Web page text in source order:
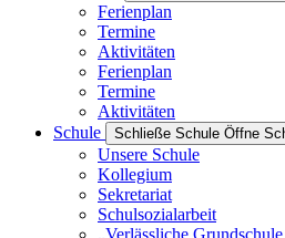
Ferienplan
Termine
Aktivitäten
Ferienplan
Termine
Aktivitäten
Schule
Schließe Schule Öffne
Unsere Schule
Kollegium
Sekretariat
Schulsozialarbeit
„Verlässliche